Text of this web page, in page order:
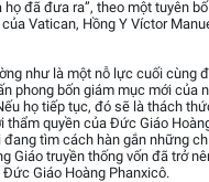
họ đã đưa ra”, theo một tuyên
Vatican, Hồng Y Víctor
như là một nỗ lực cuối cùng
phong bốn giám mục mới của
họ tiếp tục, đó sẽ là thách
thẩm quyền của Đức Giáo
đang tìm cách hàn gắn những
Giáo truyền thống vốn đã trở
Giáo Hoàng Phanxicô.